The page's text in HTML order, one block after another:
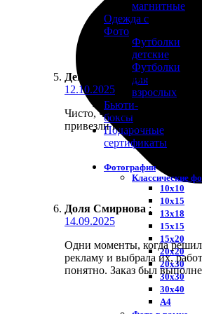
магнитные
Одежда с
Фото
Футболки
детские
Футболки
для
взрослых
Бьюти-
боксы
Подарочные
сертификаты
Фотографии
Классические
10х10
10х15
13х18
15х15
15х20
20х20
20х30
30х30
30х40
А4
Демьян Астафьев
12.10.2025
Чисто, что сделал заказ
привезли курьером.
Доля Смирнова :
14.09.2025
Одни моменты, когда
рекламу и выбрала их,
понятно. Заказ был